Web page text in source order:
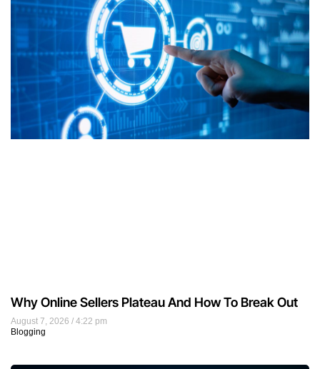
August 7, 2026
4:22 pm
Blogging
Why Online Sellers Plateau And How To Break Out